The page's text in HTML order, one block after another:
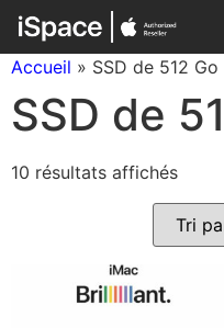
Accueil » SSD de 512 Go
SSD de
10 résultats affichés